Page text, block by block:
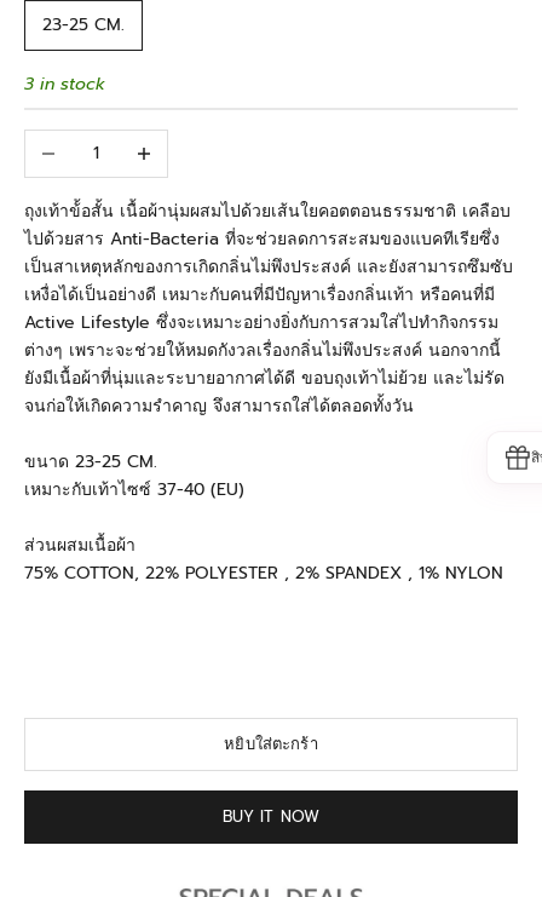
23-25 CM.
3 in stock
Decrease quantityIncrease quantity
ถุงเท้าข้้อสั้น เนื้อผ้านุ่มผสมไปด้วยเส้นใยคอตตอนธรรมชาติ เคลือบ
ไปด้วยสาร Anti-Bacteria ที่จะช่วยลดการสะสมของแบคทีเรียซึ่ง
เป็นสาเหตุหลักของการเกิดกลิ่นไม่พึงประสงค์ และยังสามารถซึมซับ
เหงื่อได้เป็นอย่างดี เหมาะกับคนที่มีปัญหาเรื่องกลิ่นเท้า หรือคนที่มี
Active Lifestyle ซึ่งจะเหมาะอย่างยิ่งกับการสวมใส่ไปทำกิจกรรม
ต่างๆ เพราะจะช่วยให้หมดกังวลเรื่องกลิ่นไม่พึงประสงค์ นอกจากนี้
ยังมีเนื้อผ้าที่นุ่มและระบายอากาศได้ดี ขอบถุงเท้าไม่ย้วย และไม่รัด
จนก่อให้เกิดความรำคาญ จึงสามารถใส่ได้ตลอดทั้งวัน
ขนาด 23-25 CM.
เหมาะกับเท้าไซซ์ 37-40 (EU)
ส่วนผสมเนื้อผ้า
75% COTTON, 22% POLYESTER , 2% SPANDEX , 1% NYLON
หยิบใส่ตะกร้า
BUY IT NOW